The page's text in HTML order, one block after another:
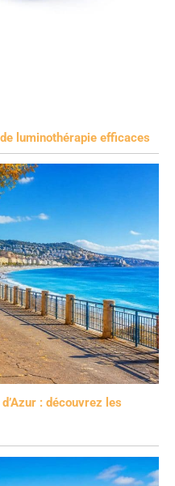
luminothérapie efficaces
: découvrez les